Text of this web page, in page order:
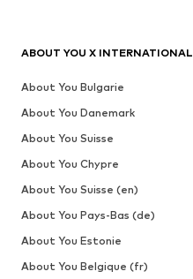
ABOUT YOU X INTERNATIONAL
About You Bulgarie
About You Danemark
About You Suisse
About You Chypre
About You Suisse (en)
About You Pays-Bas (de)
About You Estonie
About You Belgique (fr)